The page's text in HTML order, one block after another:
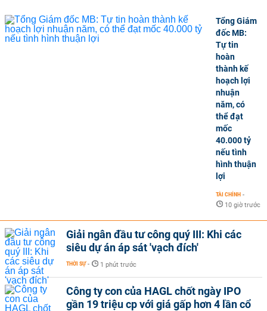
Tổng Giám
đốc MB:
Tự tin
hoàn
thành kế
hoạch lợi
nhuận
năm, có
thể đạt
mốc
40.000 tỷ
nếu tình
hình thuận
lợi
TÀI CHÍNH -
10 giờ trước
Giải ngân đầu tư công quý III: Khi các
siêu dự án áp sát 'vạch đích'
THỜI SỰ - 1 phút trước
Công ty con của HAGL chốt ngày IPO
gần 19 triệu cp với giá gấp hơn 4 lần cổ